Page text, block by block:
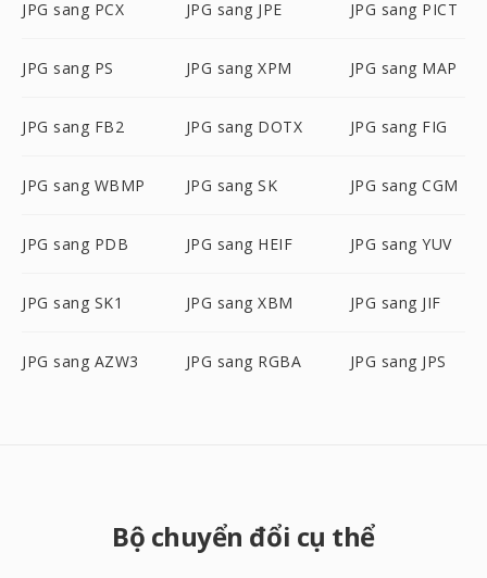
JPG sang PCX JPG sang JPE JPG sang PICT
JPG sang PS JPG sang XPM JPG sang MAP
JPG sang FB2 JPG sang DOTX JPG sang FIG
JPG sang WBMP JPG sang SK JPG sang CGM
JPG sang PDB JPG sang HEIF JPG sang YUV
JPG sang SK1 JPG sang XBM JPG sang JIF
JPG sang AZW3 JPG sang RGBA JPG sang JPS
Bộ chuyển đổi cụ thể